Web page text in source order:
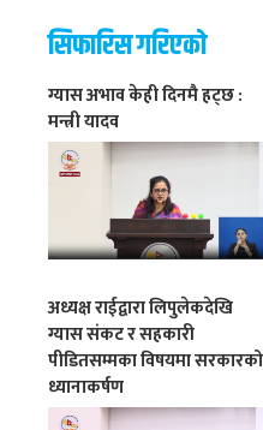
सिफारिस गरिएको
ग्यास अभाव केही दिनमै हट्छ :
मन्त्री यादव
अध्यक्ष राईद्वारा लिपुलेकदेखि
ग्यास संकट र सहकारी
पीडितसम्मका विषयमा सरकारको
ध्यानाकर्षण